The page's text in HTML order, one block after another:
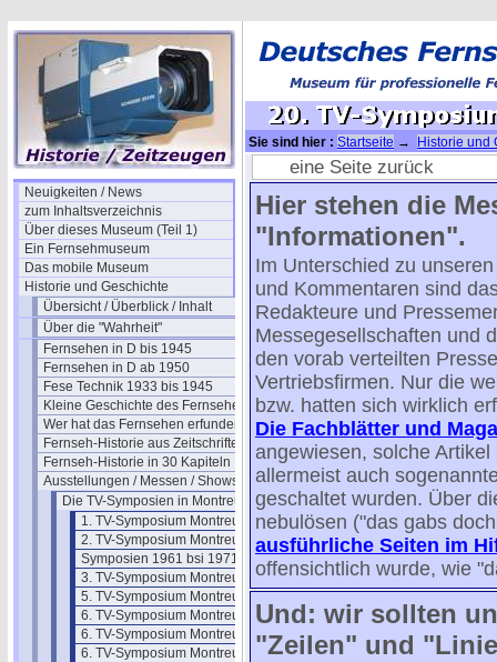
Neuigkeiten / News
zum Inhaltsverzeichnis
Über dieses Museum (Teil 1)
Ein Fernsehmuseum
Das mobile Museum
Historie und Geschichte
Übersicht / Überblick / Inhalt
Über die "Wahrheit"
Fernsehen in D bis 1945
Fernsehen in D ab 1950
Fese Technik 1933 bis 1945
Kleine Geschichte des Fernsehens
Wer hat das Fernsehen erfunden?
Fernseh-Historie aus Zeitschriften
Fernseh-Historie in 30 Kapiteln
Ausstellungen / Messen / Shows
Die TV-Symposien in Montreux
1. TV-Symposium Montreux 1961
2. TV-Symposium Montreux 1962
Symposien 1961 bsi 1971
3. TV-Symposium Montreux 1963
5. TV-Symposium Montreux 1965
6. TV-Symposium Montreux 1969
6. TV-Symposium Montreux 69/2
6. TV-Symposium Montreux 69/3
Sie sind hier : Startseite →
Historie und
Symposien in Montreux→ 20. TV-
eine Seite zurück
Hier stehen die
"Informationen".
Im Unterschied zu
und Kommentaren sind
Redakteure und
Messegesellschaften und
den vorab verteilten
Vertriebsfirmen. Nur die
bzw. hatten sich wirklich
Die Fachblätter und
angewiesen, solche
allermeist auch
geschaltet wurden. Über
nebulösen ("das gabs
ausführliche Seiten im
offensichtlich wurde, wie
Und: wir sollten
"Zeilen" und